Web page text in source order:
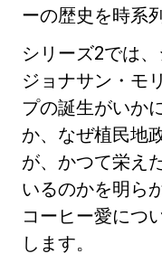
ーの歴史を時系
シリーズ2では
ジョナサン・モ
プの誕生がいか
か、なぜ植民地
が、かつて栄え
いるのかを明ら
コーヒー愛につ
します。